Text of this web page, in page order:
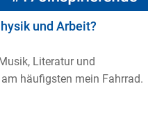
und Arbeit?
Literatur und
häufigsten mein Fahrrad.